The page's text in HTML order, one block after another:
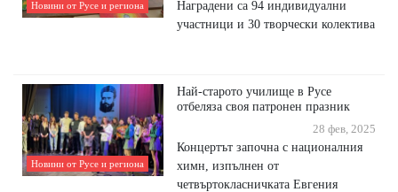
Новини от Русе и региона
Наградени са 94 индивидуални
участници и 30 творчески колектива
Новини от Русе и региона
Най-старото училище в Русе
отбеляза своя патронен празник
28 фев, 2025
Концертът започна с националния
химн, изпълнен от
четвъртокласничката Евгения